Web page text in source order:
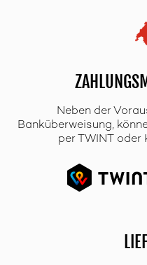
Neben der
Banküberweisung,
per TWINT oder